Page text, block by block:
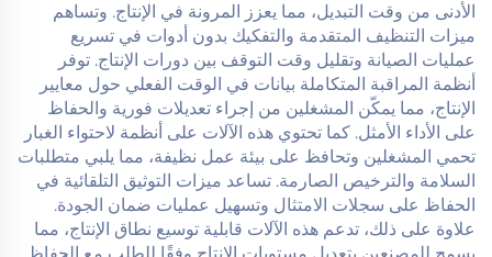
الأدنى من وقت التبديل، مما يعزز المرونة في الإنتاج. وتساهم
ميزات التنظيف المتقدمة والتفكيك بدون أدوات في تسريع
عمليات الصيانة وتقليل وقت التوقف بين دورات الإنتاج. توفر
أنظمة المراقبة المتكاملة بيانات في الوقت الفعلي حول معايير
الإنتاج، مما يمكّن المشغلين من إجراء تعديلات فورية والحفاظ
على الأداء الأمثل. كما تحتوي هذه الآلات على أنظمة لاحتواء الغبار
تحمي المشغلين وتحافظ على بيئة عمل نظيفة، مما يلبي متطلبات
السلامة والترخيص الصارمة. تساعد ميزات التوثيق التلقائية في
الحفاظ على سجلات الامتثال وتسهيل عمليات ضمان الجودة.
علاوة على ذلك، تدعم هذه الآلات قابلية توسيع نطاق الإنتاج، مما